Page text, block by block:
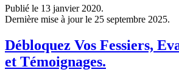
Débloquez Vos Fessiers,
et Témoignages.
Publié par René Ronse